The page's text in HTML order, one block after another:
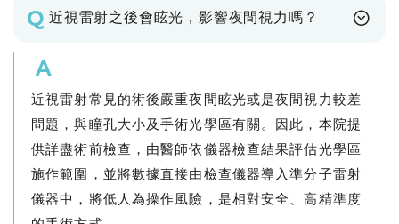
Q 近視雷射之後會眩光，影響夜間視力嗎？
A
近視雷射常見的術後嚴重夜間眩光或是夜間視力較差
問題，與瞳孔大小及手術光學區有關。因此，本院提
供詳盡術前檢查，由醫師依儀器檢查結果評估光學區
施作範圍，並將數據直接由檢查儀器導入準分子雷射
儀器中，將低人為操作風險，是相對安全、高精準度